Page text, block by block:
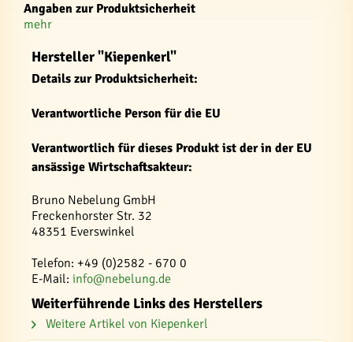
Angaben zur Produktsicherheit
mehr
Hersteller "Kiepenkerl"
Details zur Produktsicherheit:
Verantwortliche Person für die EU
Verantwortlich für dieses Produkt ist der in der EU
ansässige Wirtschaftsakteur:
Bruno Nebelung GmbH
Freckenhorster Str. 32
48351 Everswinkel
Telefon: +49 (0)2582 - 670 0
E-Mail: info@nebelung.de
Weiterführende Links des Herstellers
Weitere Artikel von Kiepenkerl